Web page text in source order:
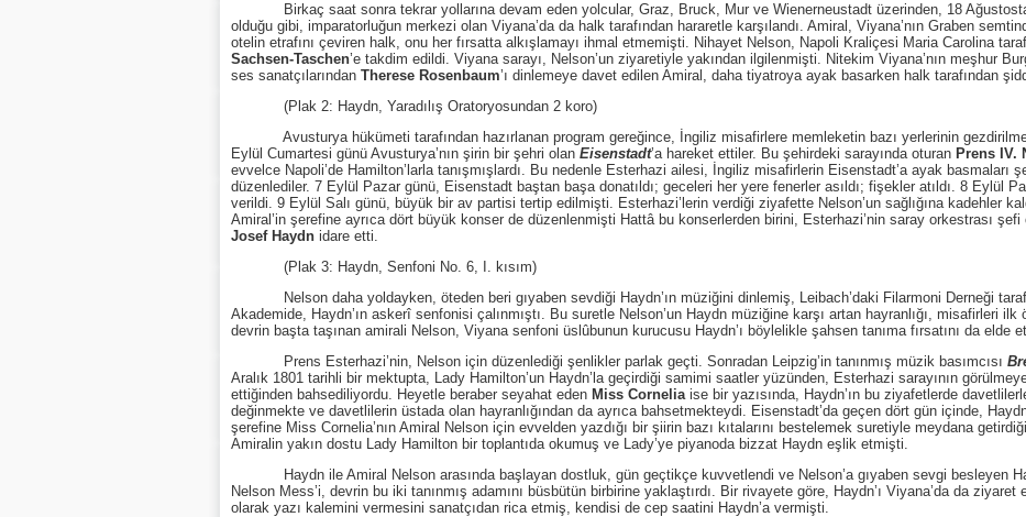
Birkaç saat sonra tekrar yollarına devam eden yolcular, Graz, Bruck, Mur ve Wienerneustadt üzerinden, 18 Ağustosta
olduğu gibi, imparatorluğun merkezi olan Viyana’da da halk tarafından hararetle karşılandı. Amiral, Viyana’nın Graben
otelin etrafını çeviren halk, onu her fırsatta alkışlamayı ihmal etmemişti. Nihayet Nelson, Napoli Kraliçesi Maria Carolina
Sachsen-Taschen’e takdim edildi. Viyana sarayı, Nelson’un ziyaretiyle yakından ilgilenmişti. Nitekim Viyana’nın meşhur
ses sanatçılarından Therese Rosenbaum’ı dinlemeye davet edilen Amiral, daha tiyatroya ayak basarken halk tarafından
(Plak 2: Haydn, Yaradılış Oratoryosundan 2 koro)
Avusturya hükümeti tarafından hazırlanan program gereğince, İngiliz misafirlere memleketin bazı yerlerinin
Eylül Cumartesi günü Avusturya’nın şirin bir şehri olan Eisenstadt’a hareket ettiler. Bu şehirdeki sarayında oturan Prens IV.
evvelce Napoli’de Hamilton’larla tanışmışlardı. Bu nedenle Esterhazi ailesi, İngiliz misafirlerin Eisenstadt’a ayak basmaları
düzenlediler. 7 Eylül Pazar günü, Eisenstadt baştan başa donatıldı; geceleri her yere fenerler asıldı; fişekler atıldı. 8 Eylül
verildi. 9 Eylül Salı günü, büyük bir av partisi tertip edilmişti. Esterhazi’lerin verdiği ziyafette Nelson’un sağlığına kadehler
Amiral’in şerefine ayrıca dört büyük konser de düzenlenmişti Hattâ bu konserlerden birini, Esterhazi’nin saray orkestrası şefi
Josef Haydn idare etti.
(Plak 3: Haydn, Senfoni No. 6, I. kısım)
Nelson daha yoldayken, öteden beri gıyaben sevdiği Haydn’ın müziğini dinlemiş, Leibach’daki Filarmoni Derneği
Akademide, Haydn’ın askerî senfonisi çalınmıştı. Bu suretle Nelson’un Haydn müziğine karşı artan hayranlığı, misafirleri
devrin başta taşınan amirali Nelson, Viyana senfoni üslûbunun kurucusu Haydn’ı böylelikle şahsen tanıma fırsatını da elde
Prens Esterhazi’nin, Nelson için düzenlediği şenlikler parlak geçti. Sonradan Leipzig’in tanınmış müzik basımcısı
Aralık 1801 tarihli bir mektupta, Lady Hamilton’un Haydn’la geçirdiği samimi saatler yüzünden, Esterhazi sarayının
ettiğinden bahsediliyordu. Heyetle beraber seyahat eden Miss Corneliaise bir yazısında, Haydn’ın bu ziyafetlerde
değinmekte ve davetlilerin üstada olan hayranlığından da ayrıca bahsetmekteydi. Eisenstadt’da geçen dört gün içinde,
şerefine Miss Cornelia’nın Amiral Nelson için evvelden yazdığı bir şiirin bazı kıtalarını bestelemek suretiyle meydana
Amiralin yakın dostu Lady Hamilton bir toplantıda okumuş ve Lady’ye piyanoda bizzat Haydn eşlik etmişti.
Haydn ile Amiral Nelson arasında başlayan dostluk, gün geçtikçe kuvvetlendi ve Nelson’a gıyaben sevgi besleyen
Nelson Mess’i, devrin bu iki tanınmış adamını büsbütün birbirine yaklaştırdı. Bir rivayete göre, Haydn’ı Viyana’da da ziyaret
olarak yazı kalemini vermesini sanatçıdan rica etmiş, kendisi de cep saatini Haydn’a vermişti.